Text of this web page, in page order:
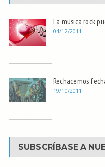
La música rock
04/12/2011
Rechacemos
19/10/2011
SUBSCRÍBASE A